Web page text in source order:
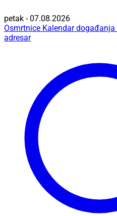
petak - 07.08.2026
Osmrtnice Kalendar događanja
adresar